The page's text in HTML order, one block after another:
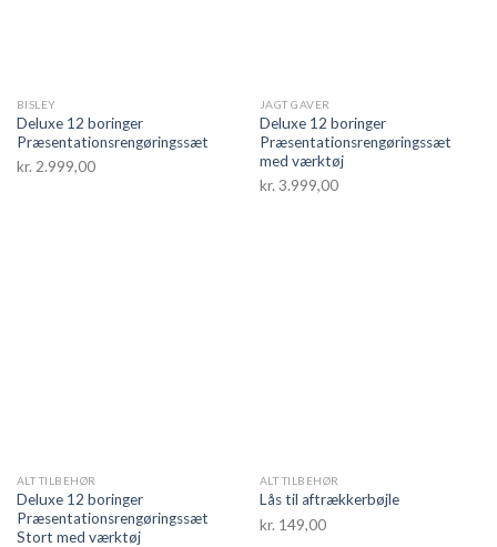
BISLEY
Deluxe 12 boringer
Præsentationsrengøringssæt
kr. 2.999,00
JAGT GAVER
Deluxe 12 boringer
Præsentationsrengøringssæt
med værktøj
kr. 3.999,00
ALT TILBEHØR
Deluxe 12 boringer
Præsentationsrengøringssæt
Stort med værktøj
ALT TILBEHØR
Lås til aftrækkerbøjle
kr. 149,00